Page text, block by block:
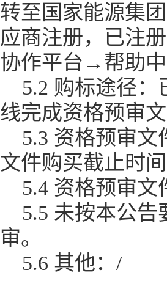
转至国家能源集
应商注册，已注
协作平台→帮助
5.2 购标途径
线完成资格预审文
5.3 资格预审文
文件购买截止时
5.4 资格预审
5.5 未按本公
审。
5.6 其他：/